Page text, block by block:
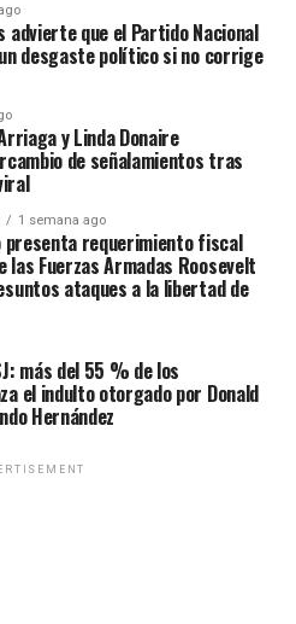
advierte que el Partido Nacional
desgaste político si no corrige
y Linda Donaire
de señalamientos tras
1 semana ago
presenta requerimiento fiscal
Fuerzas Armadas Roosevelt
ataques a la libertad de
más del 55 % de los
el indulto otorgado por Donald
Hernández